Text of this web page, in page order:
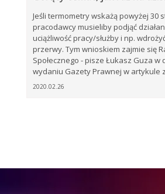
Jeśli termometry wskażą powyżej 30
pracodawcy musieliby podjąć
uciążliwość pracy/służby i np.
przerwy. Tym wnioskiem zajmie się
Społecznego - pisze Łukasz Guza w
wydaniu Gazety Prawnej w artykule
2020.02.26